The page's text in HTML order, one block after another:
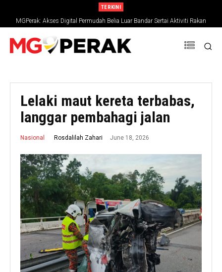
TERKINI
MGPerak: Akses Digital Permudah Belia Luar Bandar Sertai Aktiviti Rakan
Muda
Lelaki maut kereta terbabas,
langgar pembahagi jalan
Nasional Rosdalilah Zahari June 18, 2026